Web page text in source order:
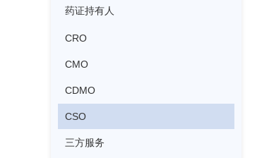
药证持有人
CRO
CMO
CDMO
CSO
三方服务